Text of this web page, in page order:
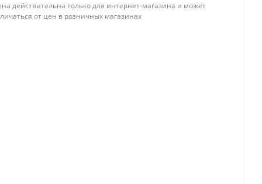
действительна только для интернет-магазина и может
от цен в розничных магазинах